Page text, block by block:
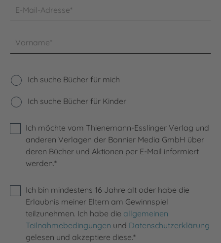
Ich suche Bücher für mich
Ich suche Bücher für Kinder
Ich möchte vom Thienemann-Esslinger Verlag und
anderen Verlagen der Bonnier Media GmbH über
deren Bücher und Aktionen per E-Mail informiert
werden.*
Ich bin mindestens 16 Jahre alt oder habe die
Erlaubnis meiner Eltern am Gewinnspiel
teilzunehmen. Ich habe die allgemeinen
Teilnahmebedingungen und Datenschutzerklärung
gelesen und akzeptiere diese.*